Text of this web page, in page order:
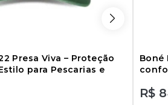
Presa Viva – Proteção
para Pescarias e
Boné
R$